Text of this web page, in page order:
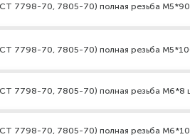
7798-70, 7805-70) полная резьба М5*90
7798-70, 7805-70) полная резьба
7798-70, 7805-70) полная резьба М6*8
7798-70, 7805-70) полная резьба М6*10